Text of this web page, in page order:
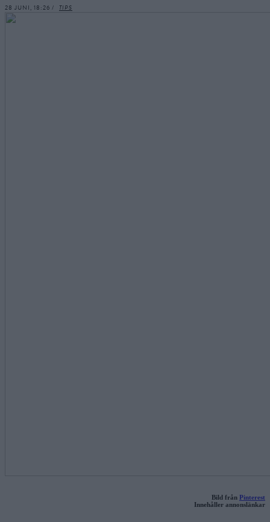
28 JUNI, 18:26 / TIPS
Bild från Pinterest
Innehåller annonslänkar